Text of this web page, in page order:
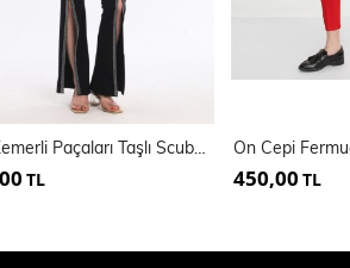
Beli Kemerli Paçaları Taşlı Scuba Krep Abiye Pantolon | Pnt34185
TL 450,00 TL